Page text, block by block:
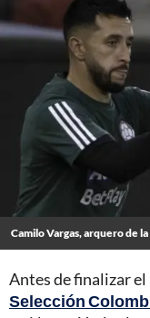
Camilo Vargas, arquero de
Antes de finalizar
Selección